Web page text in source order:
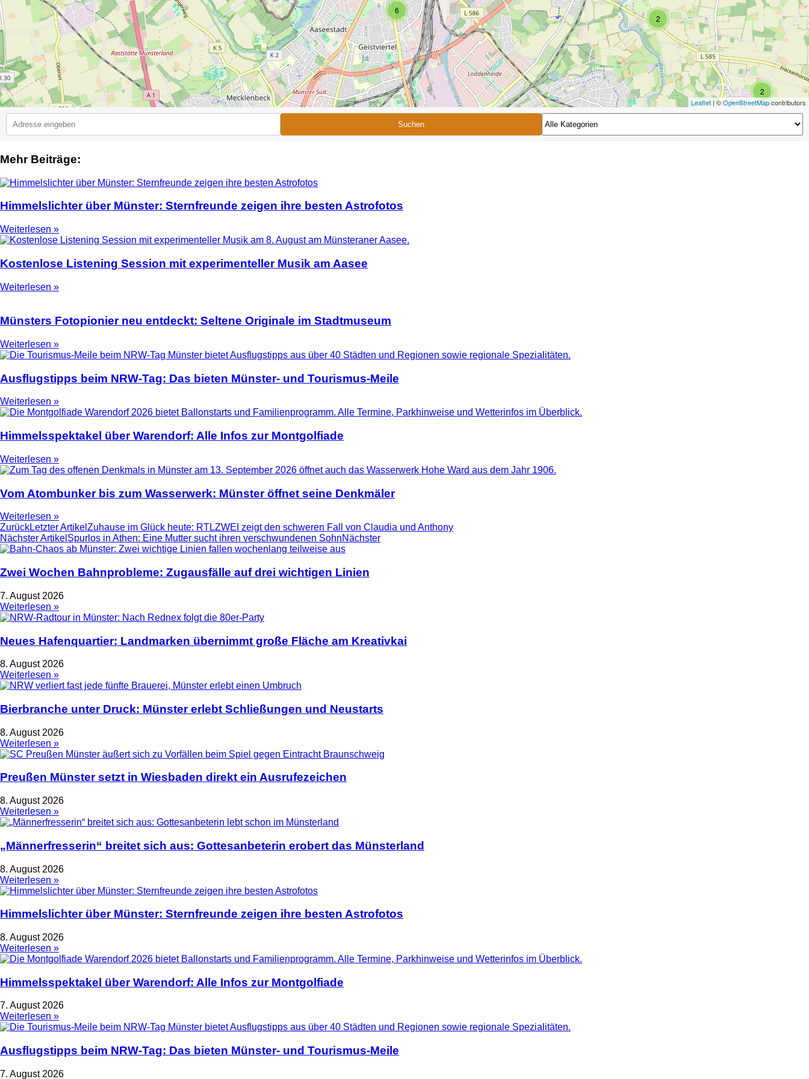
2
2
2
6
Leaflet| ©OpenStreetMapcontributors
Suchen
Mehr Beiträge:
Himmelslichter über Münster: Sternfreunde zeigen ihre besten Astrofotos
Weiterlesen »
Kostenlose Listening Session mit experimenteller Musik am Aasee
Weiterlesen »
Münsters Fotopionier neu entdeckt: Seltene Originale im Stadtmuseum
Weiterlesen »
Ausflugstipps beim NRW-Tag: Das bieten Münster- und Tourismus-Meile
Weiterlesen »
Himmelsspektakel über Warendorf: Alle Infos zur Montgolfiade
Weiterlesen »
Vom Atombunker bis zum Wasserwerk: Münster öffnet seine Denkmäler
Weiterlesen »
ZurückLetzter Artikel Zuhause im Glück heute: RTLZWEI zeigt den schweren Fall von Claudia und Anthony
Nächster Artikel Spurlos in Athen: Eine Mutter sucht ihren verschwundenen SohnNächster
Zwei Wochen Bahnprobleme: Zugausfälle auf drei wichtigen Linien
7. August 2026
Weiterlesen »
Neues Hafenquartier: Landmarken übernimmt große Fläche am Kreativkai
8. August 2026
Weiterlesen »
Bierbranche unter Druck: Münster erlebt Schließungen und Neustarts
8. August 2026
Weiterlesen »
Preußen Münster setzt in Wiesbaden direkt ein Ausrufezeichen
8. August 2026
Weiterlesen »
„Männerfresserin“ breitet sich aus: Gottesanbeterin erobert das Münsterland
8. August 2026
Weiterlesen »
Himmelslichter über Münster: Sternfreunde zeigen ihre besten Astrofotos
8. August 2026
Weiterlesen »
Himmelsspektakel über Warendorf: Alle Infos zur Montgolfiade
7. August 2026
Weiterlesen »
Ausflugstipps beim NRW-Tag: Das bieten Münster- und Tourismus-Meile
7. August 2026